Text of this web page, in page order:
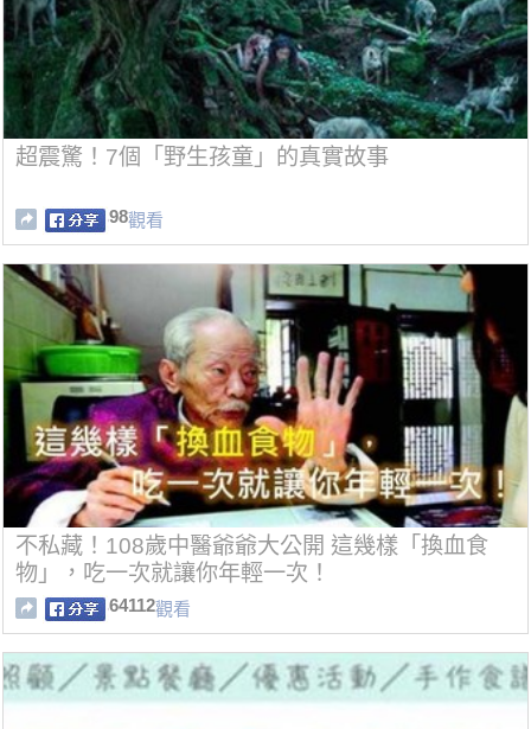
超震驚！7個「野生孩童」的真實故事
98觀看
不私藏！108歲中醫爺爺大公開 這幾樣「換血食
物」，吃一次就讓你年輕一次！
64112觀看